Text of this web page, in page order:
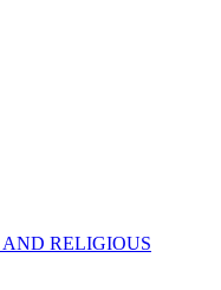
RELIGIOUS